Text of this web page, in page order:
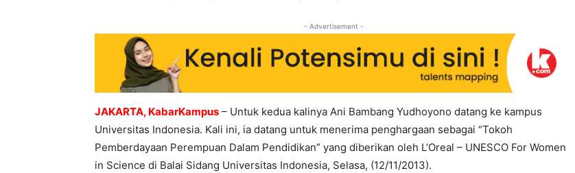
- Advertisement -
JAKARTA, KabarKampus – Untuk kedua kalinya Ani Bambang Yudhoyono datang ke kampus
Universitas Indonesia. Kali ini, ia datang untuk menerima penghargaan sebagai “Tokoh
Pemberdayaan Perempuan Dalam Pendidikan” yang diberikan oleh L’Oreal – UNESCO For Women
in Science di Balai Sidang Universitas Indonesia, Selasa, (12/11/2013).